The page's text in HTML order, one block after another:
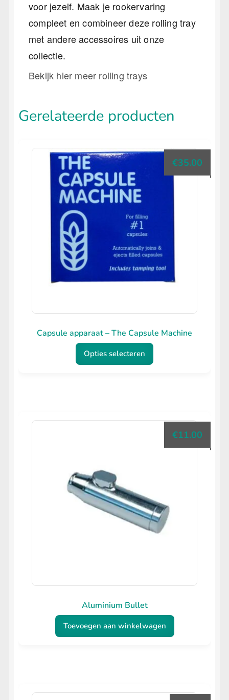
voor jezelf. Maak je rookervaring
compleet en combineer deze rolling tray
met andere accessoires uit onze
collectie.
Bekijk hier meer rolling trays
Gerelateerde producten
Capsule apparaat – The Capsule Machine
€35.00
Opties selecteren
meerdere
optie
kan
gekozen
worden
Aluminium Bullet
€11.00
Toevoegen aan winkelwagen